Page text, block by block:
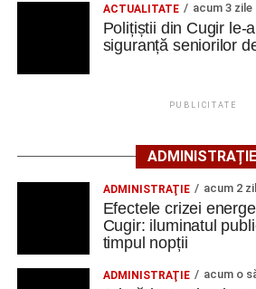
activităților culturale, educaționale și
O gospodărie
readusă la viață
Vinerea, pe un teren de aproximativ
aflat în proprietatea administrației
Complexul este alcătuit din patru
magazie de fierărie, casa
– care păstrează
ACTUALITATE acum 3 zile
Polițiștii din Cugir le-
siguranță seniorilor
PUBLICITATE
ADMINISTRAȚIE
ADMINISTRAŢIE acum 2
Efectele crizei
Cugir: iluminatul
timpul nopții
ADMINISTRAŢIE acum o